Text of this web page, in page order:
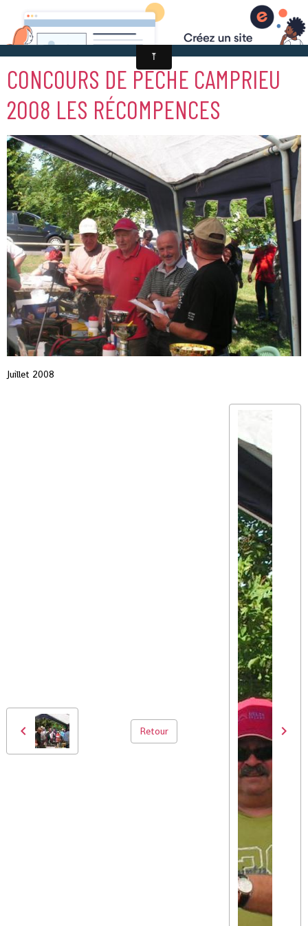
CONCOURS DE PÊCHE CAMPRIEU
2008 LES RÉCOMPENCES
Juillet 2008
Retour